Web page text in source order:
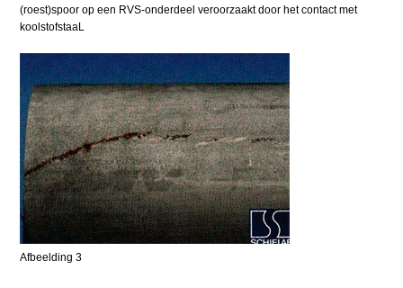
(roest)spoor op een RVS-onderdeel veroorzaakt door het contact met
koolstofstaaL
Afbeelding 3